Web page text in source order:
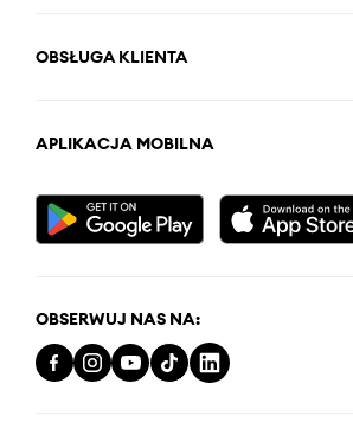
OBSŁUGA KLIENTA
APLIKACJA MOBILNA
OBSERWUJ NAS NA: